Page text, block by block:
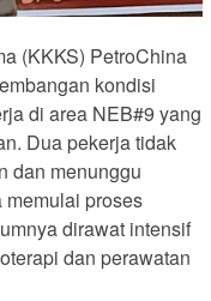
(KKKS) PetroChina
kondisi
di area NEB#9 yang
Dua pekerja tidak
dan menunggu
memulai proses
dirawat intensif
dan perawatan